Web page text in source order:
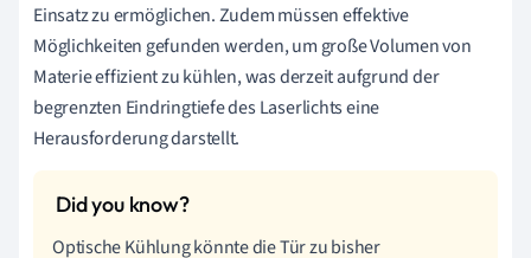
Einsatz zu ermöglichen. Zudem müssen effektive
Möglichkeiten gefunden werden, um große Volumen von
Materie effizient zu kühlen, was derzeit aufgrund der
begrenzten Eindringtiefe des Laserlichts eine
Herausforderung darstellt.
Optische Kühlung könnte die Tür zu bisher